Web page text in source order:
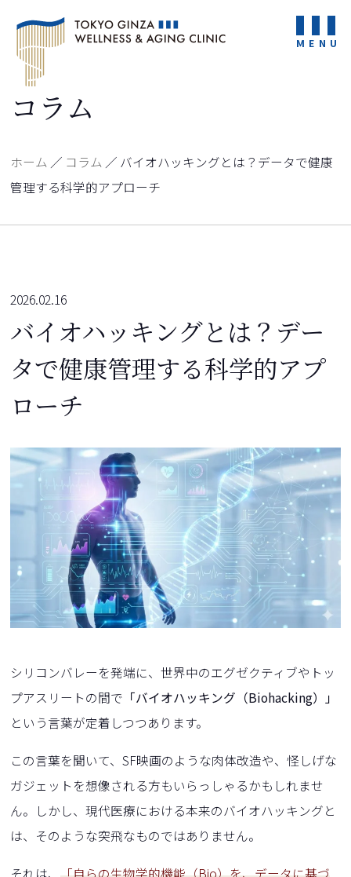
MENU
コラム
ホーム ／ コラム ／ バイオハッキングとは？データで健康
管理する科学的アプローチ
2026.02.16
バイオハッキングとは？デー
タで健康管理する科学的アプ
ローチ
シリコンバレーを発端に、世界中のエグゼクティブやトッ
プアスリートの間で 「バイオハッキング（Biohacking）」
という言葉が定着しつつあります。
この言葉を聞いて、SF映画のような肉体改造や、怪しげな
ガジェットを想像される方もいらっしゃるかもしれませ
ん。しかし、現代医療における本来のバイオハッキングと
は、そのような突飛なものではありません。
それは、「自らの生物学的機能（Bio）を、データに基づ